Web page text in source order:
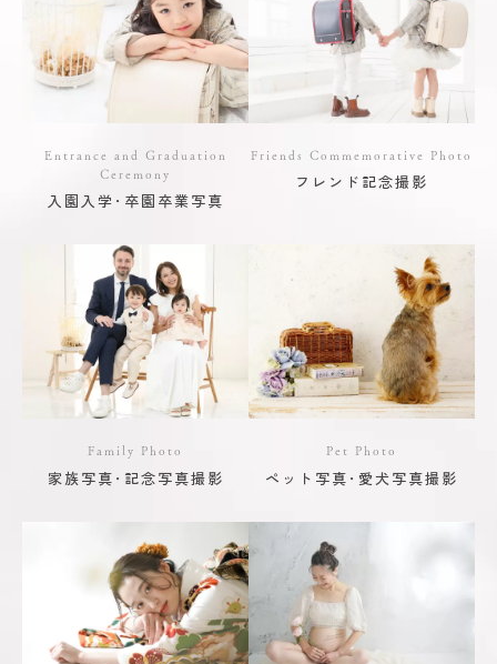
Entrance and Graduation
Ceremony
入園入学･卒園卒業写真
Friends Commemorative Photo
フレンド記念撮影
Family Photo
家族写真･記念写真撮影
Pet Photo
ペット写真･愛犬写真撮影